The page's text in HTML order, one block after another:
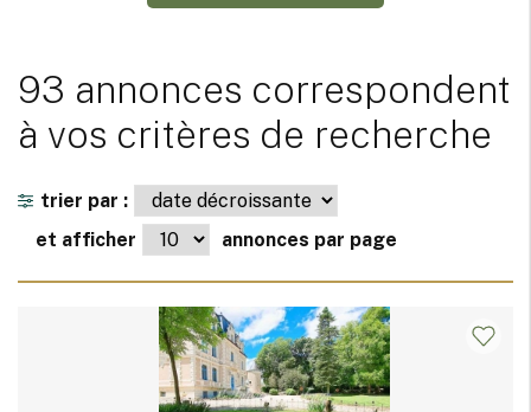
93 annonces correspondent
à vos critères de recherche
trier par :
et afficher
annonces par page